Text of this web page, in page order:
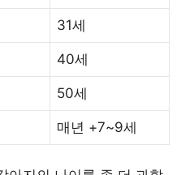
31세
40세
50세
매년 +7~9세